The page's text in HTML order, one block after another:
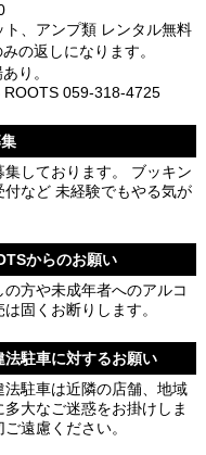
、アンプ類 レンタル無料
の返しになります。
り。
ROOTS 059-318-4725
集しております。 ブッキン
付など 未経験でもやる気が
からのお願い
の方や未成年者へのアルコ
固くお断りします。
法駐車に対するお願い
法駐車は近隣の店舗、地域
大なご迷惑をお掛けしま
遠慮ください。